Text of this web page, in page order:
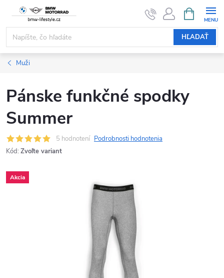
obsah
HĽADAŤ
KOŠÍK
Muži
Pánske funkčné spodky
Summer
5 hodnotení Podrobnosti hodnotenia
Kód: Zvoľte variant
Akcia